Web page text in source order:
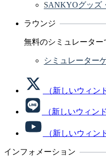
SANKYOグッズ
ラウンジ
無料のシミュレーター
シミュレーター
（新しいウィン
（新しいウィン
（新しいウィン
インフォメーション